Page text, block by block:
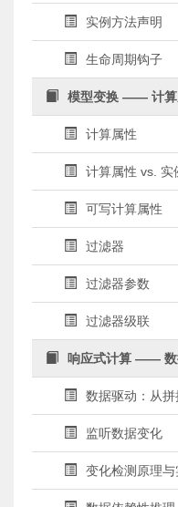
实例方法声明
生命周期钩子
模型变换 —— 计算
计算属性
计算属性 vs. 实
可写计算属性
过滤器
过滤器参数
过滤器级联
响应式计算 —— 数
数据驱动：从
监听数据变化
变化检测原理